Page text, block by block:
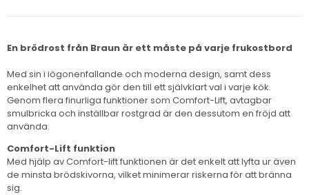
En brödrost från Braun är ett måste på varje frukostbord
Med sin i iögonenfallande och moderna design, samt dess
enkelhet att använda gör den till ett självklart val i varje kök.
Genom flera finurliga funktioner som Comfort-Lift, avtagbar
smulbricka och inställbar rostgrad är den dessutom en fröjd att
använda.
Comfort-Lift funktion
Med hjälp av Comfort-lift funktionen är det enkelt att lyfta ur även
de minsta brödskivorna, vilket minimerar riskerna för att bränna
sig.